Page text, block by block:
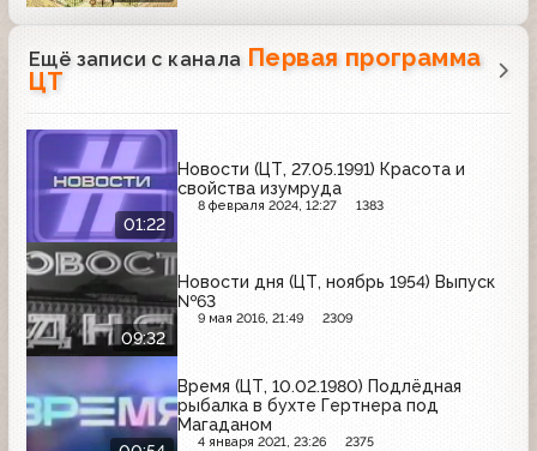
Ещё записи с канала Первая программа
ЦТ
01:22
Новости (ЦТ, 27.05.1991) Красота и
свойства изумруда
8 февраля 2024, 12:27 1383
09:32
Новости дня (ЦТ, ноябрь 1954) Выпуск
№63
9 мая 2016, 21:49 2309
Время (ЦТ, 10.02.1980) Подлёдная
рыбалка в бухте Гертнера под
Магаданом
4 января 2021, 23:26 2375